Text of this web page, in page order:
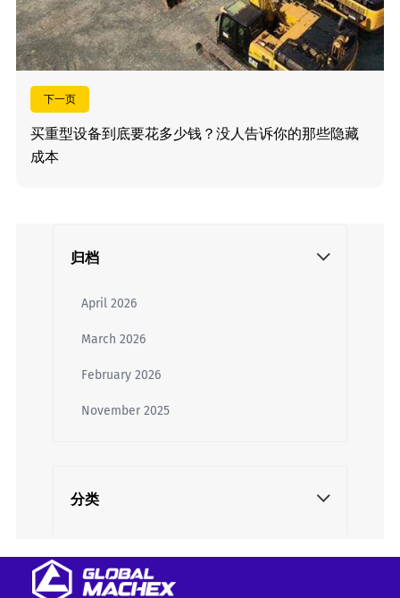
下一页
买重型设备到底要花多少钱？没人告诉你的那些隐藏
成本
归档
April 2026
March 2026
February 2026
November 2025
分类